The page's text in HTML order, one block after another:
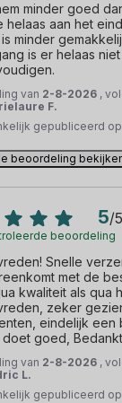
minder goed
helaas aan het
minder
is er helaas
van 2-8-2026 ,
F.
gepubliceerd
beoordeling
5/5
beoordeling
Snelle
met de
kwaliteit als qua
zeker
eindelijk
doet goed,
van 2-8-2026 ,
L.
gepubliceerd